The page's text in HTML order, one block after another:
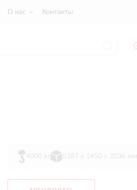
О нас Контакты
4000 кг 5387 x 1450 x 2036 мм